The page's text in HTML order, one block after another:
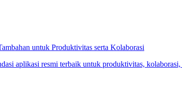
untuk Produktivitas serta Kolaborasi
aplikasi resmi terbaik untuk produktivitas,